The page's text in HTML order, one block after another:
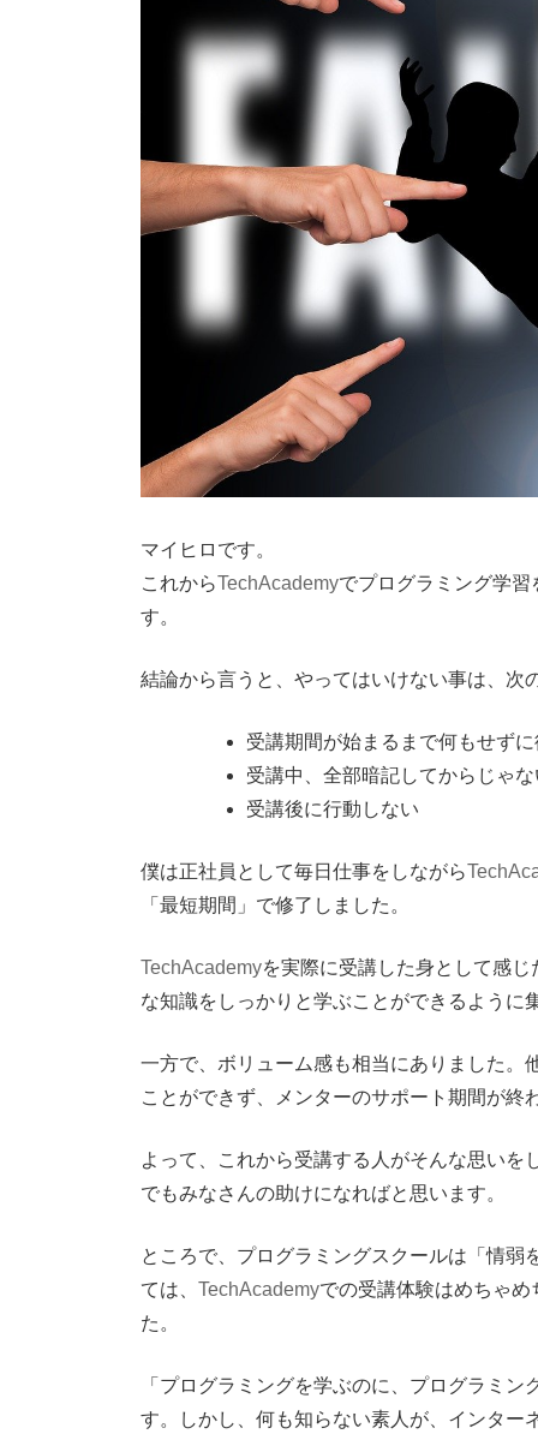
マイヒロです。
これからTechAcademyでプログラミング学習
す。
結論から言うと、やってはいけない事は、次
受講期間が始まるまで何もせず
受講中、全部暗記してからじゃ
受講後に行動しない
僕は正社員として毎日仕事をしながら
「最短期間」で修了しました。
TechAcademyを実際に受講した身として感
な知識をしっかりと学ぶことができるように
一方で、ボリューム感も相当にありました。
ことができず、メンターのサポート期間が
よって、これから受講する人がそんな思い
でもみなさんの助けになればと思います。
ところで、プログラミングスクールは「情
ては、 TechAcademyでの受講体験はめちゃ
た。
「プログラミングを学ぶのに、プログラミ
す。しかし、何も知らない素人が、インター